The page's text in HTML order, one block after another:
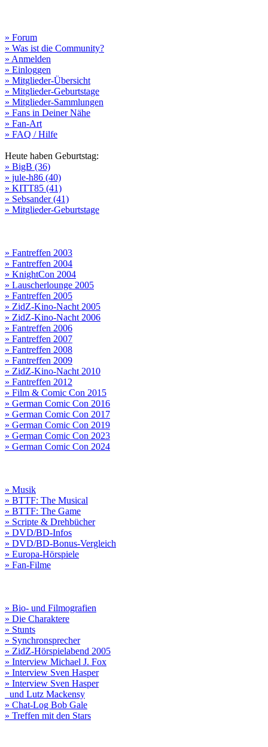
» Forum
» Was ist die Community?
» Anmelden
» Einloggen
» Mitglieder-Übersicht
» Mitglieder-Geburtstage
» Mitglieder-Sammlungen
» Fans in Deiner Nähe
» Fan-Art
» FAQ / Hilfe
Heute haben Geburtstag:
» BigB (36)
» jule-h86 (40)
» KITT85 (41)
» Sebsander (41)
» Mitglieder-Geburtstage
» Fantreffen 2003
» Fantreffen 2004
» KnightCon 2004
» Lauscherlounge 2005
» Fantreffen 2005
» ZidZ-Kino-Nacht 2005
» ZidZ-Kino-Nacht 2006
» Fantreffen 2006
» Fantreffen 2007
» Fantreffen 2008
» Fantreffen 2009
» ZidZ-Kino-Nacht 2010
» Fantreffen 2012
» Film & Comic Con 2015
» German Comic Con 2016
» German Comic Con 2017
» German Comic Con 2019
» German Comic Con 2023
» German Comic Con 2024
» Musik
» BTTF: The Musical
» BTTF: The Game
» Scripte & Drehbücher
» DVD/BD-Infos
» DVD/BD-Bonus-Vergleich
» Europa-Hörspiele
» Fan-Filme
» Bio- und Filmografien
» Die Charaktere
» Stunts
» Synchronsprecher
» ZidZ-Hörspielabend 2005
» Interview Michael J. Fox
» Interview Sven Hasper
» Interview Sven Hasper
und Lutz Mackensy
» Chat-Log Bob Gale
» Treffen mit den Stars